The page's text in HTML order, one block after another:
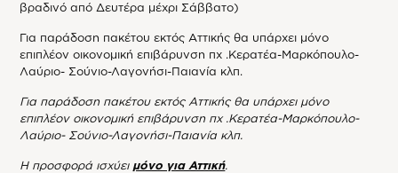
βραδινό από Δευτέρα μέχρι Σάββατο)
Για παράδοση πακέτου εκτός Αττικής θα υπάρχει μόνο
επιπλέον οικονομική επιβάρυνση πχ .Κερατέα-Μαρκόπουλο-
Λαύριο- Σούνιο-Λαγονήσι-Παιανία κλπ.
Για παράδοση πακέτου εκτός Αττικής θα υπάρχει μόνο
επιπλέον οικονομική επιβάρυνση πχ .Κερατέα-Μαρκόπουλο-
Λαύριο- Σούνιο-Λαγονήσι-Παιανία κλπ.
Η προσφορά ισχύει μόνο για Αττική.